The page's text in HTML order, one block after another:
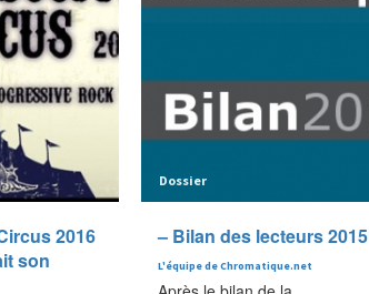
2016
son
Dossier
– Bilan des lecteurs 2015
L'équipe de Chromatique.net